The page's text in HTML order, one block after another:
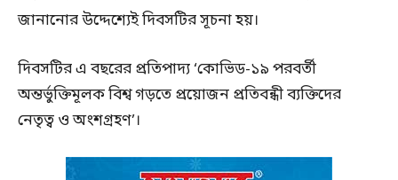
জানানোর উদ্দেশ্যেই দিবসটির সূচনা হয়।
দিবসটির এ বছরের প্রতিপাদ্য ‘কোভিড-১৯ পরবর্তী
অন্তর্ভুক্তিমূলক বিশ্ব গড়তে প্রয়োজন প্রতিবন্ধী ব্যক্তিদের
নেতৃত্ব ও অংশগ্রহণ’।